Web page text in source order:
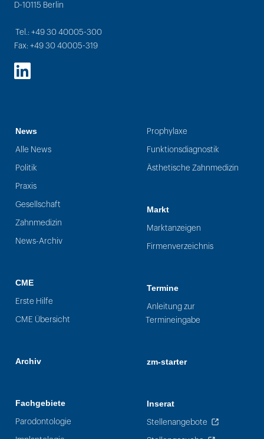
D-10115 Berlin
Tel.: +49 30 40005-300
Fax: +49 30 40005-319
LinkedIn
News
Alle News
Politik
Praxis
Gesellschaft
Zahnmedizin
News-Archiv
CME
Erste Hilfe
CME Übersicht
Archiv
Fachgebiete
Parodontologie
Prophylaxe
Funktionsdiagnostik
Ästhetische Zahnmedizin
Markt
Marktanzeigen
Firmenverzeichnis
Termine
Anleitung zur
Termineingabe
zm-starter
Inserat
Stellenangebote